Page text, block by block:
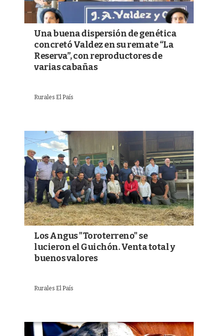
Una buena dispersión de genética
concretó Valdez en su remate “La
Reserva”, con reproductores de
varias cabañas
Rurales El País
Los Angus "Toroterreno" se
lucieron el Guichón. Venta total y
buenos valores
Rurales El País